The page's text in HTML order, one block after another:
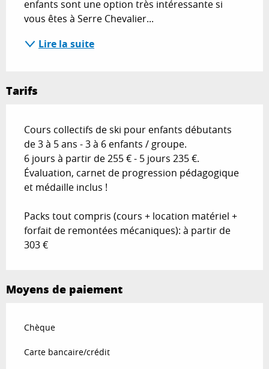
enfants sont une option très intéressante si
vous êtes à Serre Chevalier...
Lire la suite
Tarifs
Cours collectifs de ski pour enfants débutants
de 3 à 5 ans - 3 à 6 enfants / groupe.
6 jours à partir de 255 € - 5 jours 235 €.
Évaluation, carnet de progression pédagogique
et médaille inclus !
Packs tout compris (cours + location matériel +
forfait de remontées mécaniques): à partir de
303 €
Moyens de paiement
Chèque
Carte bancaire/crédit